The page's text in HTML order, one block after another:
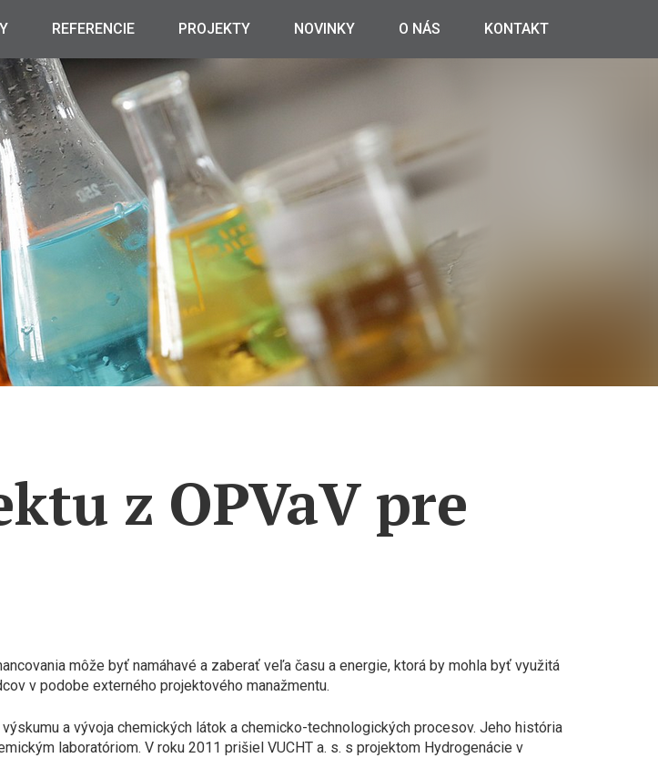
REFERENCIE PROJEKTY NOVINKY O NÁS KONTAKT
z OPVaV pre
môže byť namáhavé a zaberať veľa času a energie, ktorá by mohla byť využitá
v podobe externého projektového manažmentu.
a vývoja chemických látok a chemicko-technologických procesov. Jeho história
laboratóriom. V roku 2011 prišiel VUCHT a. s. s projektom Hydrogenácie v